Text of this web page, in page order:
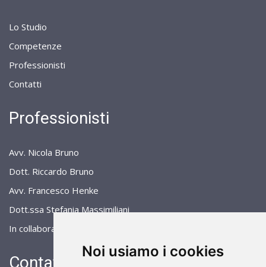
Noi usiamo i cookies
Lo Studio
Competenze
Professionisti
Contatti
Professionisti
Avv. Nicola Bruno
Dott. Riccardo Bruno
Avv. Francesco Henke
Dott.ssa Stefania Massimiliani
In collaborazione con Prof. Avv. Filippo Murino
Contattaci